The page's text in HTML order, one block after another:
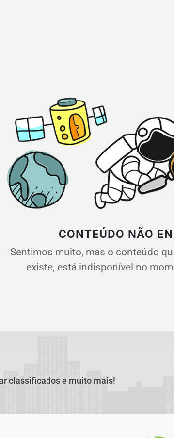
CONTEÚDO NÃO
Sentimos muito, mas o conteúdo
existe, está indisponível no
classificados e muito mais!